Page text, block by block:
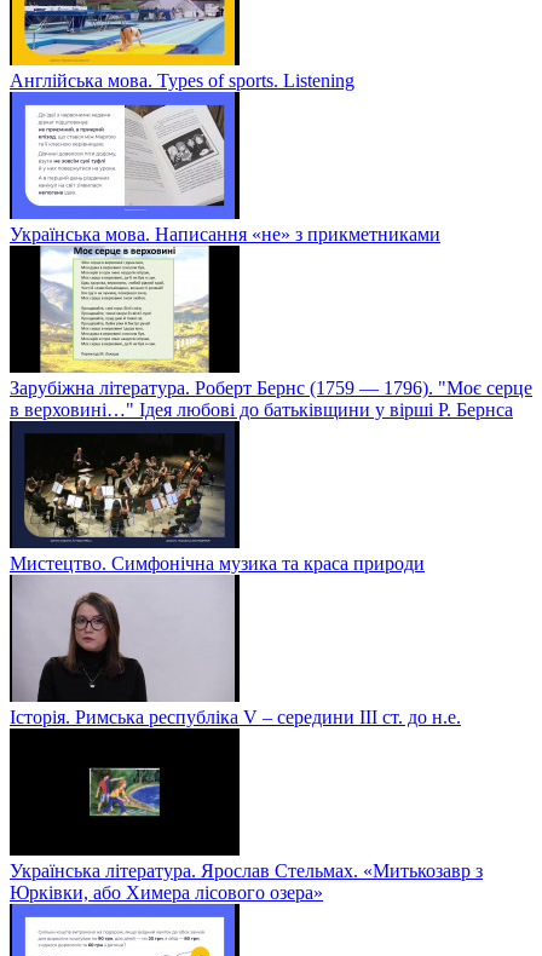
Англійська мова. Types of sports. Listening
Українська мова. Написання «не» з прикметниками
Зарубіжна література. Роберт Бернс (1759 — 1796). "Моє серце
в верховині…" Ідея любові до батьківщини у вірші Р. Бернса
Мистецтво. Симфонічна музика та краса природи
Історія. Римська республіка V – середини ІІІ ст. до н.е.
Українська література. Ярослав Стельмах. «Митькозавр з
Юрківки, або Химера лісового озера»